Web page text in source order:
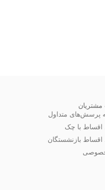
پرسش‌های متداول
اقساط با چک
بازنشستگان